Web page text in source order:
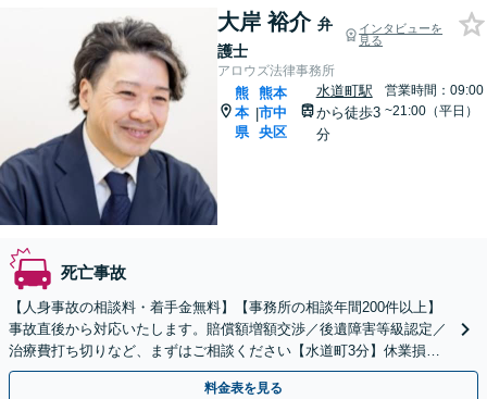
大岸 裕介 弁
護士
インタビューを
見る
アロウズ法律事務所
熊
本
県
|
熊本
市中
央区
水道町駅
から徒歩3
分
営業時間：09:00
~21:00（平日）
死亡事故
【人身事故の相談料・着手金無料】【事務所の相談年間200件以上】
事故直後から対応いたします。賠償額増額交渉／後遺障害等級認定／
治療費打ち切りなど、まずはご相談ください【水道町3分】休業損害
や納得できない過失割合のご相談もお任せください
料金表を見る